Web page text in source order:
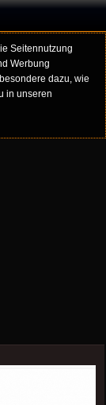
Seitennutzung
Werbung
dazu, wie
in unseren